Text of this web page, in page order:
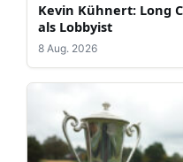
Kevin Kühnert: Long
als Lobbyist
8 Aug. 2026